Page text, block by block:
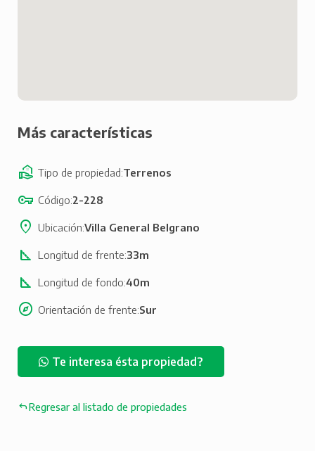
Más características
Tipo de propiedad Terrenos
Código 2-228
Ubicación Villa General Belgrano
Longitud de frente 33m
Longitud de fondo 40m
Orientación de frente Sur
Te interesa ésta propiedad?
Regresar al listado de propiedades